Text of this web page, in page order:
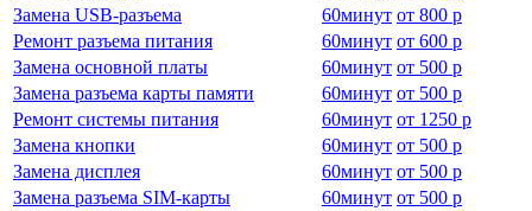
Замена USB-разъема
60минут от 800 р
Ремонт разъема питания
60минут от 600 р
Замена основной платы
60минут от 500 р
Замена разъема карты памяти
60минут от 500 р
Ремонт системы питания
60минут от 1250 р
Замена кнопки
60минут от 500 р
Замена дисплея
60минут от 500 р
Замена разъема SIM-карты
60минут от 500 р